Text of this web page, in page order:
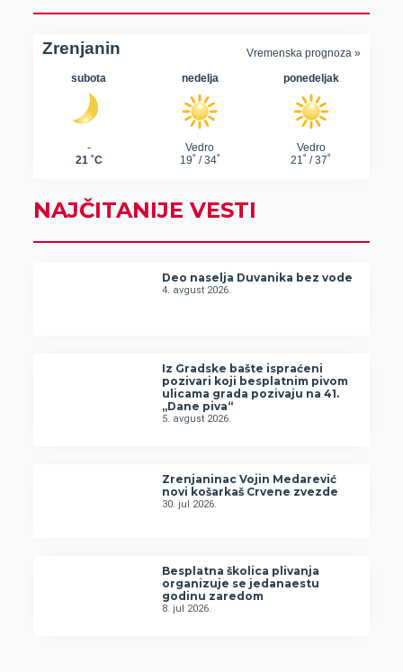
NAJČITANIJE VESTI
Deo naselja Duvanika bez vode
4. avgust 2026.
Iz Gradske bašte ispraćeni
pozivari koji besplatnim pivom
ulicama grada pozivaju na 41.
„Dane piva“
5. avgust 2026.
Zrenjaninac Vojin Medarević
novi košarkaš Crvene zvezde
30. jul 2026.
Besplatna školica plivanja
organizuje se jedanaestu
godinu zaredom
8. jul 2026.